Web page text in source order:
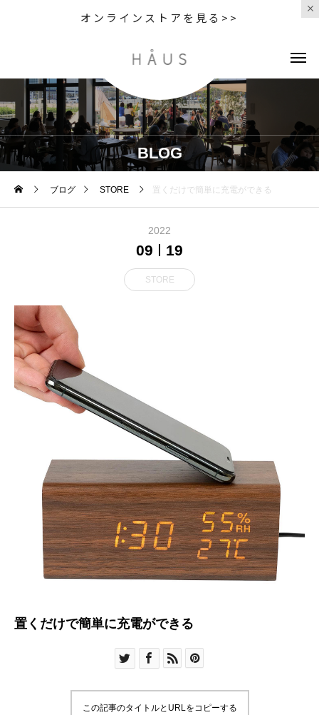
オンラインストアを見る>>
BLOG
ブログ STORE 置くだけで簡単に充電ができる
2022
09 19
STORE
置くだけで簡単に充電ができる
この記事のタイトルとURLをコピーする